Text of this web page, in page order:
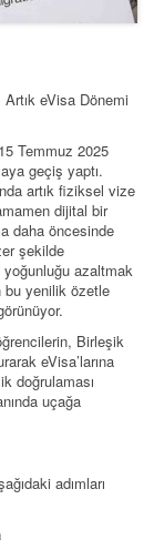
eVisa Dönemi
Temmuz 2025
geçiş yaptı.
artık fiziksel vize
dijital bir
daha öncesinde
şekilde
yoğunluğu azaltmak
bu yenilik özetle
Birleşik
eVisa’larına
doğrulaması
uçağa
adımları